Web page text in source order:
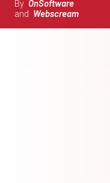
By OnSoftware
and Webscream